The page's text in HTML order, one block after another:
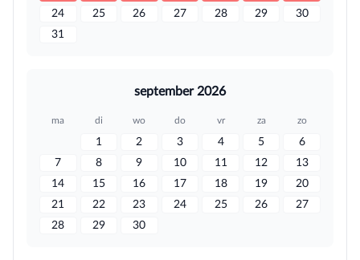
24
25 26 27 28 29
30
31
september 2026
ma di wo do vr za zo
1 2 3 4 5
6
7
8 9 10 11 12
13
14
15 16 17 18 19
20
21
22 23 24 25 26
27
28
29 30